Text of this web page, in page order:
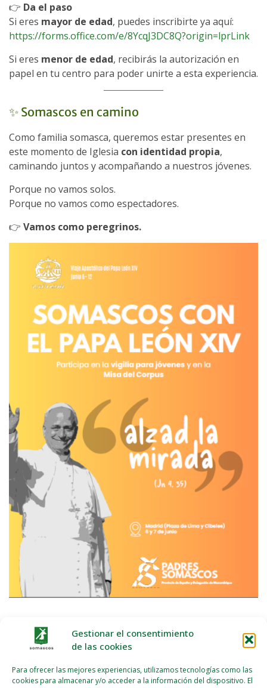
Gestionar el consentimiento
de las cookies
Para ofrecer las mejores experiencias, utilizamos tecnologías como las
cookies para almacenar y/o acceder a la información del dispositivo. El
👉 Da el paso
Si eres mayor de edad, puedes inscribirte ya aquí:
https://forms.office.com/e/8YcqJ3DC8Q?origin=lprLink
Si eres menor de edad, recibirás la autorización en
papel en tu centro para poder unirte a esta experiencia.
✨ Somascos en camino
Como familia somasca, queremos estar presentes en
este momento de Iglesia con identidad propia,
caminando juntos y acompañando a nuestros jóvenes.
Porque no vamos solos.
Porque no vamos como espectadores.
👉 Vamos como peregrinos.
Navegación
entradas
Respuesta somasca ante las inundaciones en
necesitan